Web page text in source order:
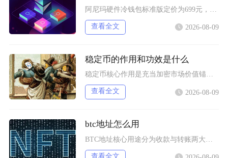
查看全文 2026-08-09
稳定币的作用和功效是什么
稳定币核心作用是充当加密市场价值锚、链上通用结算货币、DeFi底层流动性载体以及低成本跨境
查看全文 2026-08-09
btc地址怎么用
查看全文